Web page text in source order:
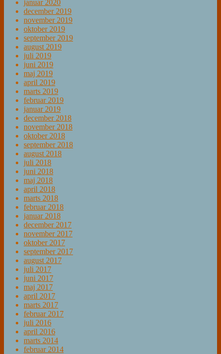
januar 2020
december 2019
november 2019
oktober 2019
september 2019
august 2019
juli 2019
juni 2019
maj 2019
april 2019
marts 2019
februar 2019
januar 2019
december 2018
november 2018
oktober 2018
september 2018
august 2018
juli 2018
juni 2018
maj 2018
april 2018
marts 2018
februar 2018
januar 2018
december 2017
november 2017
oktober 2017
september 2017
august 2017
juli 2017
juni 2017
maj 2017
april 2017
marts 2017
februar 2017
juli 2016
april 2016
marts 2014
februar 2014